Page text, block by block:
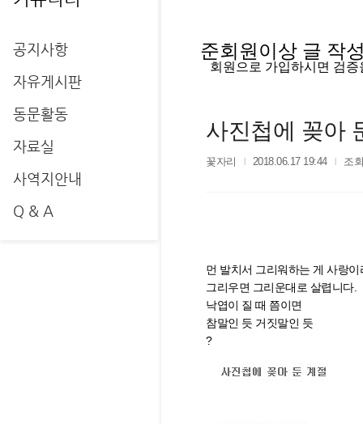
공지사항
자유게시판
동문활동
자료실
사역지안내
Q & A
준회원이상 글 작
회원으로 가입하시면 검
사진첩에 꽂아
꽃자리 2018.06.17 19:44 조
먼 발치서 그리워하는 게 사랑이
그리우면 그리운대로 살렵니다.
낙엽이 질 때 쯤이면
참말인 듯 거짓말인 듯
?